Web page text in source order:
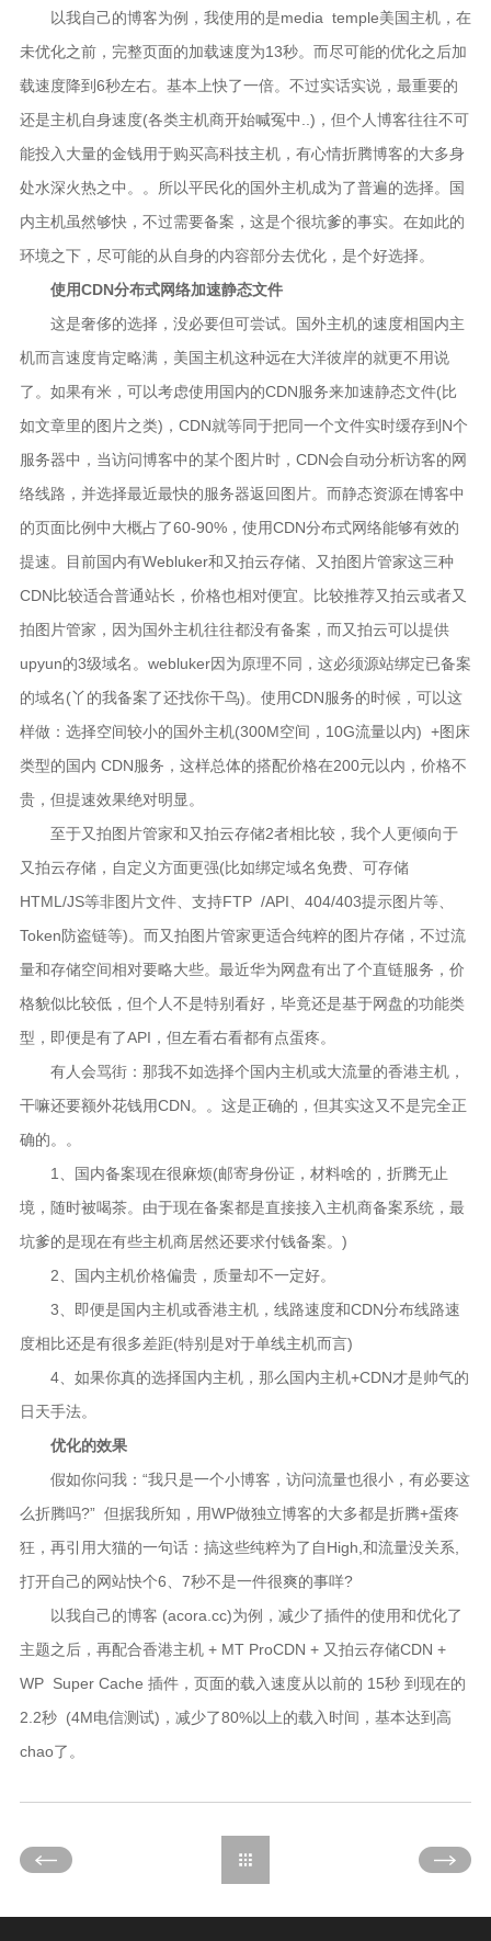
以我自己的博客为例，我使用的是media temple美国主机，在
未优化之前，完整页面的加载速度为13秒。而尽可能的优化之后加
载速度降到6秒左右。基本上快了一倍。不过实话实说，最重要的
还是主机自身速度(各类主机商开始喊冤中..)，但个人博客往往不可
能投入大量的金钱用于购买高科技主机，有心情折腾博客的大多身
处水深火热之中。。所以平民化的国外主机成为了普遍的选择。国
内主机虽然够快，不过需要备案，这是个很坑爹的事实。在如此的
环境之下，尽可能的从自身的内容部分去优化，是个好选择。
使用CDN分布式网络加速静态文件
这是奢侈的选择，没必要但可尝试。国外主机的速度相国内主
机而言速度肯定略满，美国主机这种远在大洋彼岸的就更不用说
了。如果有米，可以考虑使用国内的CDN服务来加速静态文件(比
如文章里的图片之类)，CDN就等同于把同一个文件实时缓存到N个
服务器中，当访问博客中的某个图片时，CDN会自动分析访客的网
络线路，并选择最近最快的服务器返回图片。而静态资源在博客中
的页面比例中大概占了60-90%，使用CDN分布式网络能够有效的
提速。目前国内有Webluker和又拍云存储、又拍图片管家这三种
CDN比较适合普通站长，价格也相对便宜。比较推荐又拍云或者又
拍图片管家，因为国外主机往往都没有备案，而又拍云可以提供
upyun的3级域名。webluker因为原理不同，这必须源站绑定已备案
的域名(丫的我备案了还找你干鸟)。使用CDN服务的时候，可以这
样做：选择空间较小的国外主机(300M空间，10G流量以内) +图床
类型的国内 CDN服务，这样总体的搭配价格在200元以内，价格不
贵，但提速效果绝对明显。
至于又拍图片管家和又拍云存储2者相比较，我个人更倾向于
又拍云存储，自定义方面更强(比如绑定域名免费、可存储
HTML/JS等非图片文件、支持FTP /API、404/403提示图片等、
Token防盗链等)。而又拍图片管家更适合纯粹的图片存储，不过流
量和存储空间相对要略大些。最近华为网盘有出了个直链服务，价
格貌似比较低，但个人不是特别看好，毕竟还是基于网盘的功能类
型，即便是有了API，但左看右看都有点蛋疼。
有人会骂街：那我不如选择个国内主机或大流量的香港主机，
干嘛还要额外花钱用CDN。。这是正确的，但其实这又不是完全正
确的。。
1、国内备案现在很麻烦(邮寄身份证，材料啥的，折腾无止
境，随时被喝茶。由于现在备案都是直接接入主机商备案系统，最
坑爹的是现在有些主机商居然还要求付钱备案。)
2、国内主机价格偏贵，质量却不一定好。
3、即便是国内主机或香港主机，线路速度和CDN分布线路速
度相比还是有很多差距(特别是对于单线主机而言)
4、如果你真的选择国内主机，那么国内主机+CDN才是帅气的
日天手法。
优化的效果
假如你问我：“我只是一个小博客，访问流量也很小，有必要这
么折腾吗?” 但据我所知，用WP做独立博客的大多都是折腾+蛋疼
狂，再引用大猫的一句话：搞这些纯粹为了自High,和流量没关系,
打开自己的网站快个6、7秒不是一件很爽的事咩?
以我自己的博客 (acora.cc)为例，减少了插件的使用和优化了
主题之后，再配合香港主机 + MT ProCDN + 又拍云存储CDN +
WP Super Cache 插件，页面的载入速度从以前的 15秒 到现在的
2.2秒 (4M电信测试)，减少了80%以上的载入时间，基本达到高
chao了。